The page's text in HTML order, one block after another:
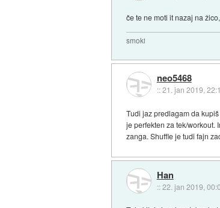
če te ne moti it nazaj na
smoki
neo5468
::21. jan 2019,
Tudi jaz predlagam da
je perfekten za tek/workout.
zanga. Shuffle je tudi fajn
Han
::22. jan 2019,